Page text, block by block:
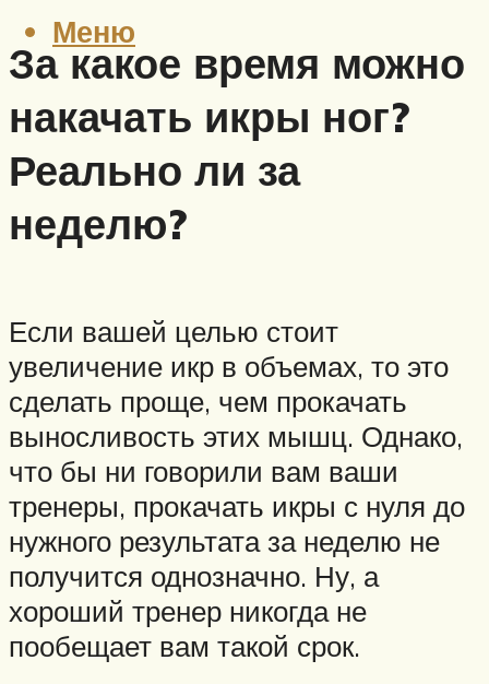
Меню
За какое время можно
накачать икры ног?
Реально ли за
неделю?
Если вашей целью стоит
увеличение икр в объемах, то это
сделать проще, чем прокачать
выносливость этих мышц. Однако,
что бы ни говорили вам ваши
тренеры, прокачать икры с нуля до
нужного результата за неделю не
получится однозначно. Ну, а
хороший тренер никогда не
пообещает вам такой срок.